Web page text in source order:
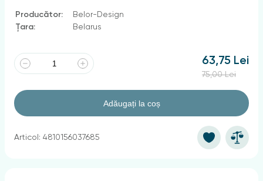
Producător:
Belor-Design
Țara:
Belarus
63,75 Lei
75,00 Lei
Adăugați la coș
Articol: 4810156037685